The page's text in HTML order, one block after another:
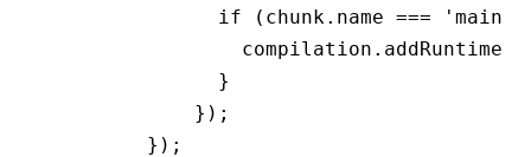
              if
( chunk .name === 'main'
                compilation
              }
            });
        });